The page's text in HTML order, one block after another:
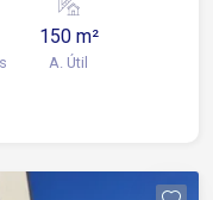
e valorizada de
150 m²
A. Útil